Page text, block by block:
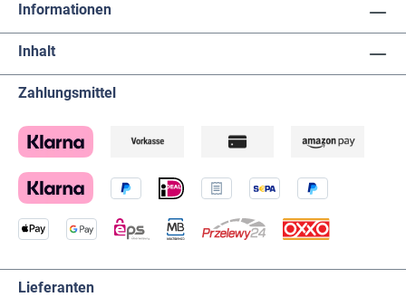
Informationen
Inhalt
Zahlungsmittel
Lieferanten